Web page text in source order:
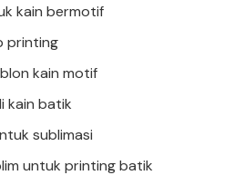
kain bermotif
printing
kain motif
kain batik
sublimasi
untuk printing batik